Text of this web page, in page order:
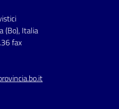
(Bo), Italia
fax